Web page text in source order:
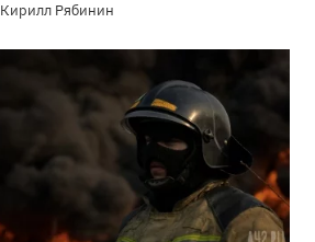
Кирилл Рябинин